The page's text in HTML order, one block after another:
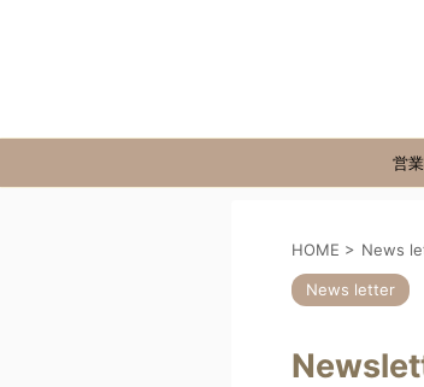
営
HOME > News
News letter